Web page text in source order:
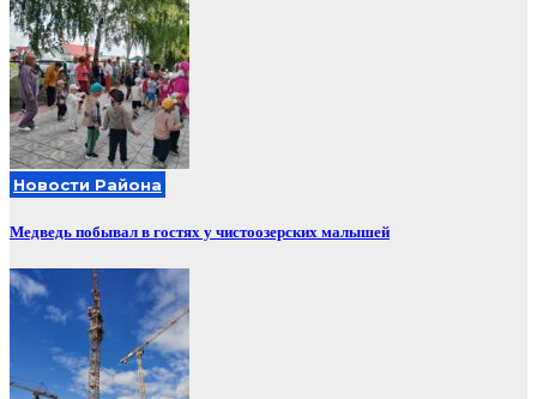
Новости Района
Медведь побывал в гостях у чистоозерских малышей